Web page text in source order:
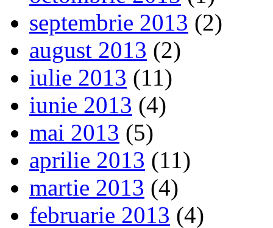
septembrie 2013 (2)
august 2013 (2)
iulie 2013 (11)
iunie 2013 (4)
mai 2013 (5)
aprilie 2013 (11)
martie 2013 (4)
februarie 2013 (4)